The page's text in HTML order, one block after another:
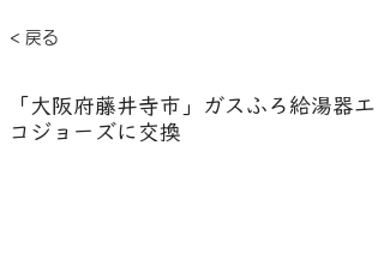
< 戻る
「大阪府藤井寺市」ガスふろ給湯器エ
コジョーズに交換